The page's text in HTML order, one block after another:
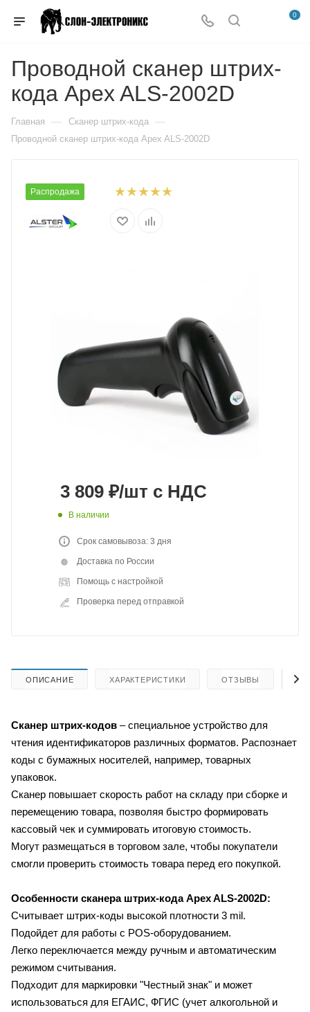
0
Проводной сканер штрих-
кода Apex ALS-2002D
Главная — Сканер штрих-кода —
Проводной сканер штрих-кода Apex ALS-2002D
Распродажа
3 809 ₽/шт с НДС
В наличии
Срок самовывоза: 3 дня
Доставка по России
Помощь с настройкой
Проверка перед отправкой
ОПИСАНИЕ ХАРАКТЕРИСТИКИ ОТЗЫВЫ
Сканер штрих-кодов – специальное устройство для
чтения идентификаторов различных форматов. Распознает
коды с бумажных носителей, например, товарных
упаковок.
Сканер повышает скорость работ на складу при сборке и
перемещению товара, позволяя быстро формировать
кассовый чек и суммировать итоговую стоимость.
Могут размещаться в торговом зале, чтобы покупатели
смогли проверить стоимость товара перед его покупкой.
Особенности сканера штрих-кодаApex ALS-2002D:
Считывает штрих-коды высокой плотности 3 mil.
Подойдет для работы с POS-оборудованием.
Легко переключается между ручным и автоматическим
режимом считывания.
Подходит для маркировки "Честный знак" и может
использоваться для ЕГАИС, ФГИС (учет алкогольной и